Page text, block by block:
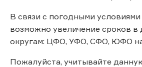
В связи с погодными условиями
возможно увеличение сроков в
округам: ЦФО, УФО, СФО, ЮФО на
Пожалуйста, учитывайте